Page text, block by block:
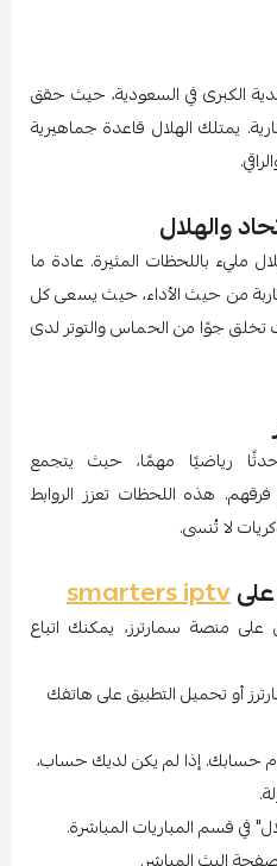
الكبرى في السعودية، حيث حقق
يمتلك الهلال قاعدة جماهيرية
والهلال
مليء باللحظات المثيرة. عادة ما
من حيث الأداء، حيث يسعى كل
تخلق جوًا من الحماس والتوتر لدى
حدثًا رياضيًا مهمًا، حيث يتجمع
هذه اللحظات تعزز الروابط
لا تُنسى.
smarters iptv
على منصة سمارترز، يمكنك اتباع
أو تحميل التطبيق على هاتفك
حسابك. إذا لم يكن لديك حساب،
في قسم المباريات المباشرة.